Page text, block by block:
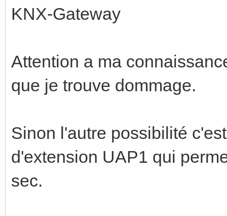
KNX-Gateway
Attention a ma
que je trouve dommage.
Sinon l'autre possibilité
d'extension UAP1 qui
sec.